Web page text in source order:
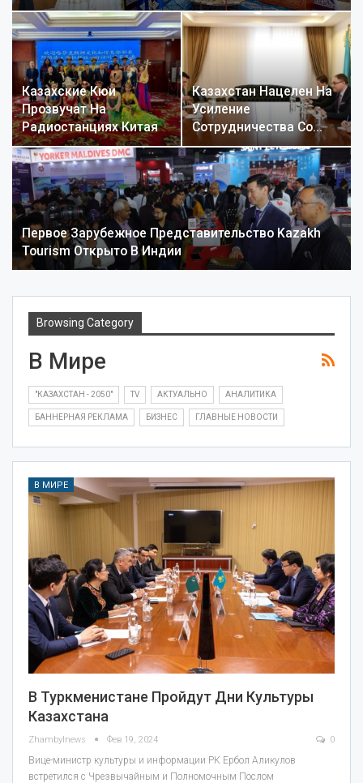
Казахские Кюи
Прозвучат На
Радиостанциях Китая
Казахстан Нацелен На
Усиление
Сотрудничества Со…
Первое Зарубежное Представительство Kazakh
Tourism Открыто В Индии
Browsing Category
В Мире
"КАЗАХСТАН - 2050" TV АКТУАЛЬНО АНАЛИТИКА
БАННЕРНАЯ РЕКЛАМА БИЗНЕС ГЛАВНЫЕ НОВОСТИ
В МИРЕ
В Туркменистане Пройдут Дни Культуры
Казахстана
Zhambylnews Фев 19, 2024 0
Вице-министр культуры и информации РК Ербол Аликулов
встретился с Чрезвычайным и Полномочным Послом